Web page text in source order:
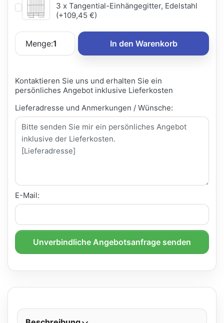
3 x Tangential-Einhängegitter, Edelstahl
(+109,45 €)
Menge:1 In den Warenkorb
Kontaktieren Sie uns und erhalten Sie ein
persönliches Angebot inklusive Lieferkosten
Lieferadresse und Anmerkungen / Wünsche:
E-Mail:
Unverbindliche Angebotsanfrage senden